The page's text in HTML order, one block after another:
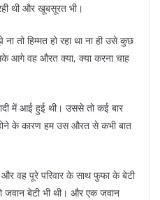
थी और खूबसूरत भी।
तो हिम्मत हो रहा था ना ही उसे कुछ
आगे वह औरत क्या, क्या करना चाह
में आई हुई थी। उससे तो कई बार
के कारण हम उस औरत से कभी बात
वह पूरे परिवार के साथ फुफा के बेटी
बेटी भी थी। और एक जवान